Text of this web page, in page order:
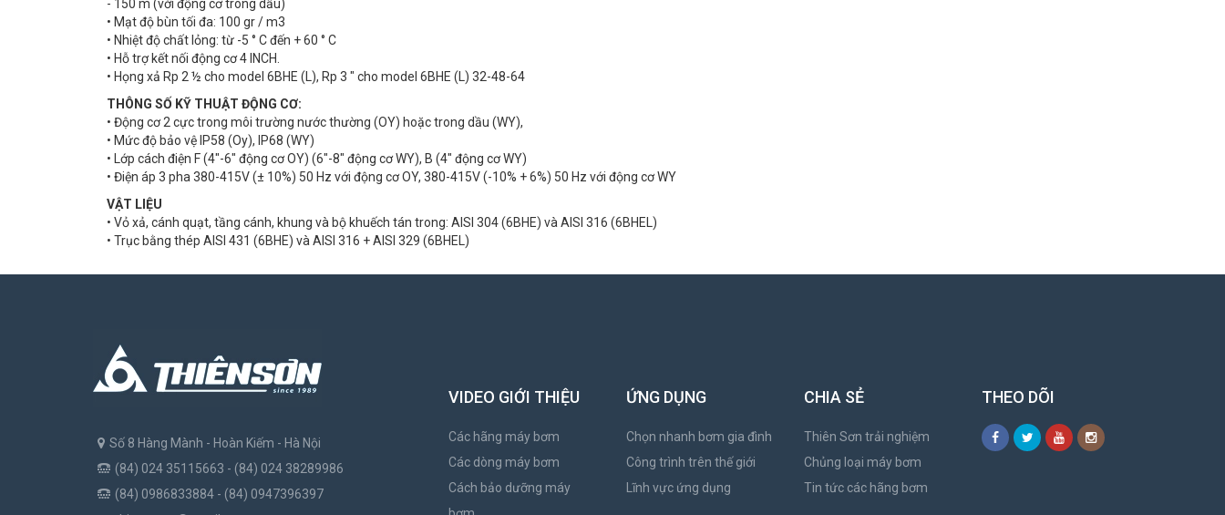
- 150 m (với động cơ trong dầu)
• Mạt độ bùn tối đa: 100 gr / m3
• Nhiệt độ chất lỏng: từ -5 ° C đến + 60 ° C
• Hỗ trợ kết nối động cơ 4 INCH.
• Họng xả Rp 2 ½ cho model 6BHE (L), Rp 3 " cho model 6BHE (L) 32-48-64
THÔNG SỐ KỸ THUẬT ĐỘNG CƠ:
• Động cơ 2 cực trong môi trường nước thường (OY) hoặc trong dầu (WY),
• Mức độ bảo vệ IP58 (Oy), IP68 (WY)
• Lớp cách điện F (4"-6" động cơ OY) (6"-8" động cơ WY), B (4" động cơ WY)
• Điện áp 3 pha 380-415V (± 10%) 50 Hz với động cơ OY, 380-415V (-10% + 6%) 50 Hz với động cơ WY
VẬT LIỆU
• Vỏ xả, cánh quạt, tầng cánh, khung và bộ khuếch tán trong: AISI 304 (6BHE) và AISI 316 (6BHEL)
• Trục bằng thép AISI 431 (6BHE) và AISI 316 + AISI 329 (6BHEL)
Số 8 Hàng Mành - Hoàn Kiếm - Hà Nội
(84) 024 35115663 - (84) 024 38289986
(84) 0986833884 - (84) 0947396397
VIDEO GIỚI THIỆU
Các hãng máy bơm
Các dòng máy bơm
Cách bảo dưỡng máy
ỨNG DỤNG
Chọn nhanh bơm gia đình
Công trình trên thế giới
Lĩnh vực ứng dụng
CHIA SẺ
Thiên Sơn trải nghiệm
Chủng loại máy bơm
Tin tức các hãng bơm
THEO DÕI